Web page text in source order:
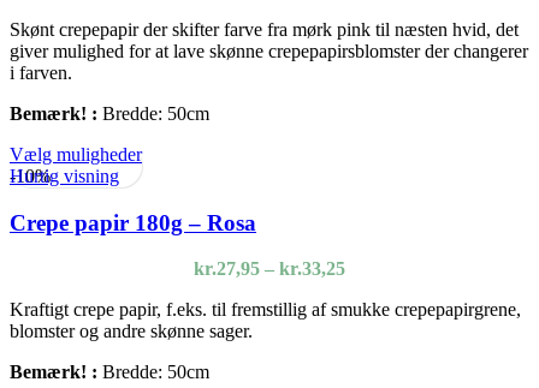
vælges
på
til
kr.33,25
Skønt crepepapir der skifter farve fra mørk pink til næsten hvid, det
giver mulighed for at lave skønne crepepapirsblomster der changerer
i farven.
Bemærk! : Bredde: 50cm
Vælg mulighederDette
flere
varianter.
Mulighederne
vælges
på
Hurtig visning
-10%
Crepe papir 180g – Rosa
kr.27,95 – kr.33,25Prisinterval:
til
Kraftigt crepe papir, f.eks. til fremstillig af smukke crepepapirgrene,
blomster og andre skønne sager.
Bemærk! : Bredde: 50cm